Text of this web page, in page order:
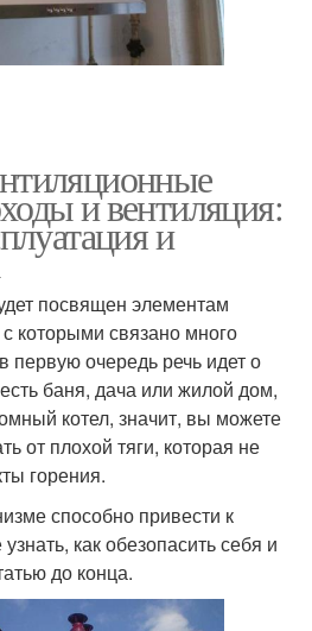
и вентиляция:
и
посвящен элементам
которыми связано много
первую очередь речь идет о
баня, дача или жилой дом,
котел, значит, вы можете
от плохой тяги, которая не
горения.
способно привести к
как обезопасить себя и
до конца.